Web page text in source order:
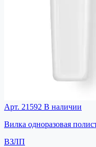
Арт. 21592 В наличии
Вилка одноразовая
ВЗЛП